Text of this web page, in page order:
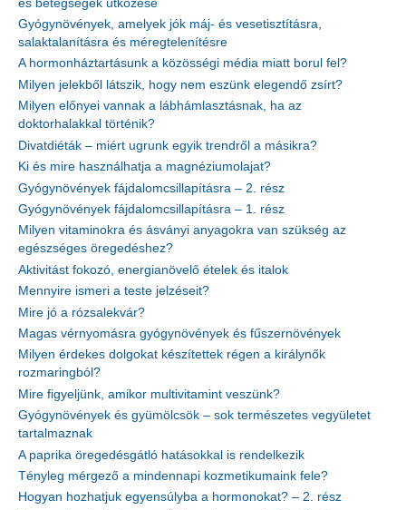
és betegségek ütközése
Gyógynövények, amelyek jók máj- és vesetisztításra,
salaktalanításra és méregtelenítésre
A hormonháztartásunk a közösségi média miatt borul fel?
Milyen jelekből látszik, hogy nem eszünk elegendő zsírt?
Milyen előnyei vannak a lábhámlasztásnak, ha az
doktorhalakkal történik?
Divatdiéták – miért ugrunk egyik trendről a másikra?
Ki és mire használhatja a magnéziumolajat?
Gyógynövények fájdalomcsillapításra – 2. rész
Gyógynövények fájdalomcsillapításra – 1. rész
Milyen vitaminokra és ásványi anyagokra van szükség az
egészséges öregedéshez?
Aktivitást fokozó, energianövelő ételek és italok
Mennyire ismeri a teste jelzéseit?
Mire jó a rózsalekvár?
Magas vérnyomásra gyógynövények és fűszernövények
Milyen érdekes dolgokat készítettek régen a királynők
rozmaringból?
Mire figyeljünk, amikor multivitamint veszünk?
Gyógynövények és gyümölcsök – sok természetes vegyületet
tartalmaznak
A paprika öregedésgátló hatásokkal is rendelkezik
Tényleg mérgező a mindennapi kozmetikumaink fele?
Hogyan hozhatjuk egyensúlyba a hormonokat? – 2. rész